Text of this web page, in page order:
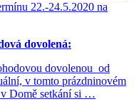
22.-24.5.2020 na
dovolená:
dovolenou od
v tomto prázdninovém
v Domě setkání si …